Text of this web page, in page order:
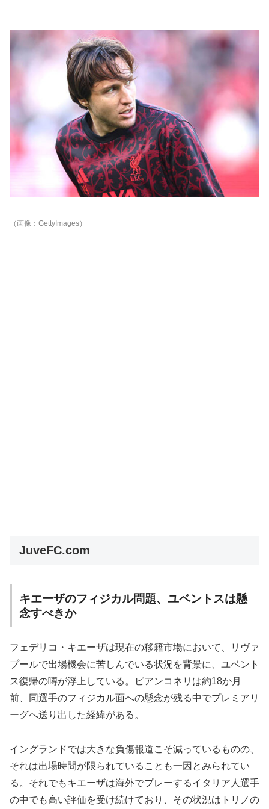
（画像：GettyImages）
JuveFC.com
キエーザのフィジカル問題、ユベントスは懸
念すべきか
フェデリコ・キエーザは現在の移籍市場において、リヴァ
プールで出場機会に苦しんでいる状況を背景に、ユベント
ス復帰の噂が浮上している。ビアンコネリは約18か月
前、同選手のフィジカル面への懸念が残る中でプレミアリ
ーグへ送り出した経緯がある。
イングランドでは大きな負傷報道こそ減っているものの、
それは出場時間が限られていることも一因とみられてい
る。それでもキエーザは海外でプレーするイタリア人選手
の中でも高い評価を受け続けており、その状況はトリノの